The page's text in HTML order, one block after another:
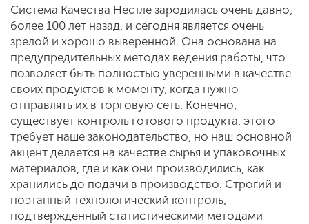
Система Качества Нестле зародилась очень давно,
более 100 лет назад, и сегодня является очень
зрелой и хорошо выверенной. Она основана на
предупредительных методах ведения работы, что
позволяет быть полностью уверенными в качестве
своих продуктов к моменту, когда нужно
отправлять их в торговую сеть. Конечно,
существует контроль готового продукта, этого
требует наше законодательство, но наш основной
акцент делается на качестве сырья и упаковочных
материалов, где и как они производились, как
хранились до подачи в производство. Строгий и
поэтапный технологический контроль,
подтвержденный статистическими методами